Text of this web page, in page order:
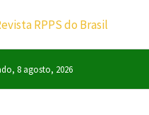
8 agosto, 2026